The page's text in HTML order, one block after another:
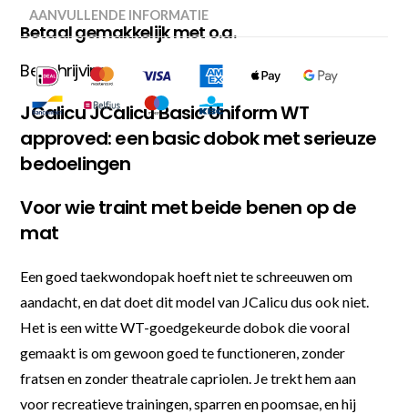
Betaal gemakkelijk met o.a.
AANVULLENDE INFORMATIE
Beschrijving
JCalicu JCalicu Basic Uniform WT
approved: een basic dobok met serieuze
bedoelingen
Voor wie traint met beide benen op de
mat
Een goed taekwondopak hoeft niet te schreeuwen om
aandacht, en dat doet dit model van JCalicu dus ook niet.
Het is een witte WT-goedgekeurde dobok die vooral
gemaakt is om gewoon goed te functioneren, zonder
fratsen en zonder theatrale capriolen. Je trekt hem aan
voor recreatieve trainingen, sparren en poomsae, en hij